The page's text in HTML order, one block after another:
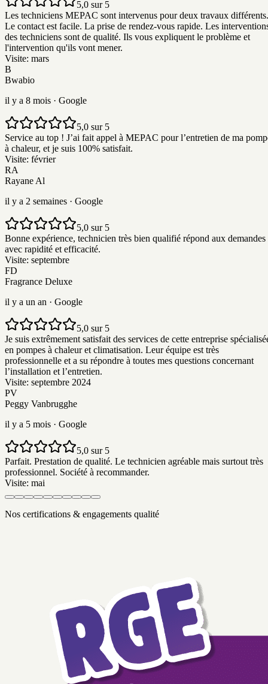
5,0 sur 5
Les techniciens MEPAC sont intervenus pour deux travaux différents.
Le contact est facile. La prise de rendez-vous rapide. Les
des techniciens sont de qualité. Ils vous expliquent le problème et
l'intervention qu'ils vont mener.
Visite: mars
B
Bwabio
il y a 8 mois · Google
5,0 sur 5
Service au top ! J’ai fait appel à MEPAC pour l’entretien de ma
à chaleur, et je suis 100% satisfait.
Visite: février
RA
Rayane Al
il y a 2 semaines · Google
5,0 sur 5
Bonne expérience, technicien très bien qualifié répond aux demandes
avec rapidité et efficacité.
Visite: septembre
FD
Fragrance Deluxe
il y a un an · Google
5,0 sur 5
Je suis extrêmement satisfait des services de cette entreprise
en pompes à chaleur et climatisation. Leur équipe est très
professionnelle et a su répondre à toutes mes questions concernant
l’installation et l’entretien.
Visite: septembre 2024
PV
Peggy Vanbrugghe
il y a 5 mois · Google
5,0 sur 5
Parfait. Prestation de qualité. Le technicien agréable mais surtout très
professionnel. Société à recommander.
Visite: mai
Nos certifications & engagements qualité